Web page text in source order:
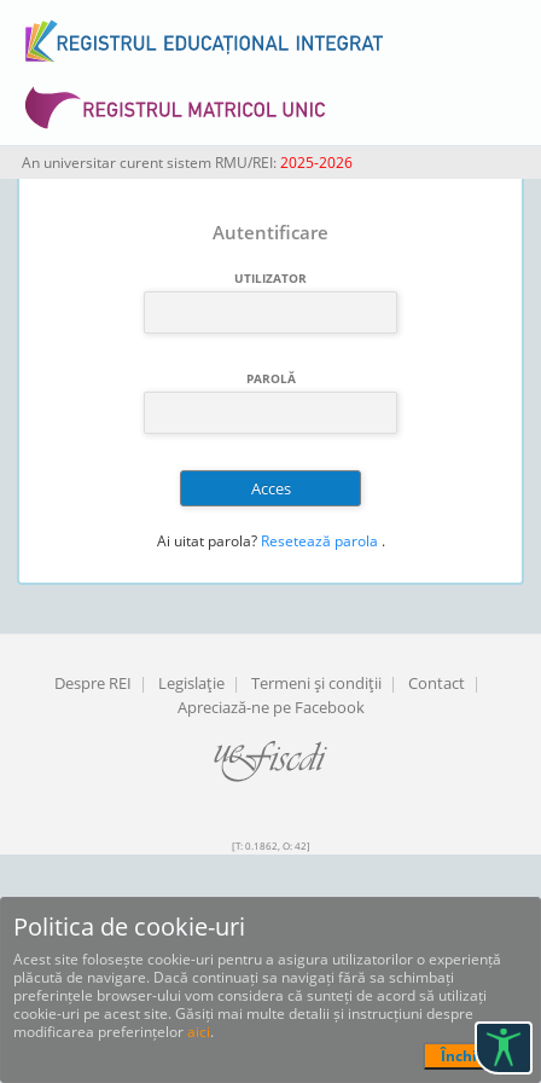
An universitar curent sistem RMU/REI: 2025-2026
Autentificare
UTILIZATOR
PAROLĂ
Ai uitat parola? Resetează parola .
Despre REI | Legislaţie | Termeni şi condiţii | Contact |
Apreciază-ne pe Facebook
[T: 0.1862, O: 42]
Politica de cookie-uri
Acest site folosește cookie-uri pentru a asigura utilizatorilor o experiență
plăcută de navigare. Dacă continuați sa navigați fără sa schimbați
preferințele browser-ului vom considera că sunteți de acord să utilizați
cookie-uri pe acest site. Găsiți mai multe detalii și instrucțiuni despre
modificarea preferințeloraici.